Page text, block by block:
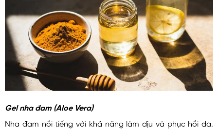
Gel nha đam (Aloe Vera)
Nha đam nổi tiếng với khả năng làm dịu và phục hồi da.